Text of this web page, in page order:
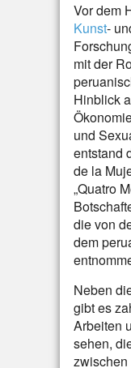
Vor dem
Kunst-
mit der
Hinblick
und
entstand
de la
„Quatro
die von
dem
Neben
gibt es
Arbeiten
sehen,